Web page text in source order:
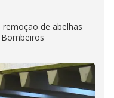
de abelhas